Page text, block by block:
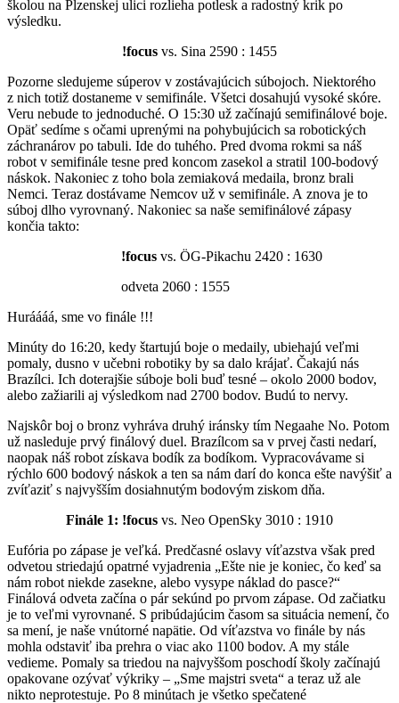
školou na Plzenskej ulici rozlieha potlesk a radostný krik po
výsledku.
!focus vs. Sina 2590 : 1455
Pozorne sledujeme súperov v zostávajúcich súbojoch. Niektorého
z nich totiž dostaneme v semifinále. Všetci dosahujú vysoké skóre.
Veru nebude to jednoduché. O 15:30 už začínajú semifinálové boje.
Opäť sedíme s očami uprenými na pohybujúcich sa robotických
záchranárov po tabuli. Ide do tuhého. Pred dvoma rokmi sa náš
robot v semifinále tesne pred koncom zasekol a stratil 100-bodový
náskok. Nakoniec z toho bola zemiaková medaila, bronz brali
Nemci. Teraz dostávame Nemcov už v semifinále. A znova je to
súboj dlho vyrovnaný. Nakoniec sa naše semifinálové zápasy
končia takto:
!focus vs. ÖG-Pikachu 2420 : 1630
odveta 2060 : 1555
Huráááá, sme vo finále !!!
Minúty do 16:20, kedy štartujú boje o medaily, ubiehajú veľmi
pomaly, dusno v učebni robotiky by sa dalo krájať. Čakajú nás
Brazílci. Ich doterajšie súboje boli buď tesné – okolo 2000 bodov,
alebo zažiarili aj výsledkom nad 2700 bodov. Budú to nervy.
Najskôr boj o bronz vyhráva druhý iránsky tím Negaahe No. Potom
už nasleduje prvý finálový duel. Brazílcom sa v prvej časti nedarí,
naopak náš robot získava bodík za bodíkom. Vypracovávame si
rýchlo 600 bodový náskok a ten sa nám darí do konca ešte navýšiť a
zvíťaziť s najvyšším dosiahnutým bodovým ziskom dňa.
Finále 1: !focus vs. Neo OpenSky 3010 : 1910
Eufória po zápase je veľká. Predčasné oslavy víťazstva však pred
odvetou striedajú opatrné vyjadrenia „Ešte nie je koniec, čo keď sa
nám robot niekde zasekne, alebo vysype náklad do pasce?“
Finálová odveta začína o pár sekúnd po prvom zápase. Od začiatku
je to veľmi vyrovnané. S pribúdajúcim časom sa situácia nemení, čo
sa mení, je naše vnútorné napätie. Od víťazstva vo finále by nás
mohla odstaviť iba prehra o viac ako 1100 bodov. A my stále
vedieme. Pomaly sa triedou na najvyššom poschodí školy začínajú
opakovane ozývať výkriky – „Sme majstri sveta“ a teraz už ale
nikto neprotestuje. Po 8 minútach je všetko spečatené